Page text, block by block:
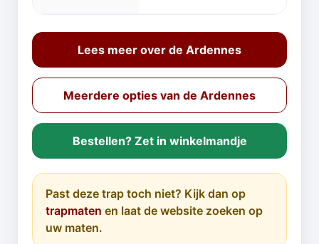
Lees meer over de Ardennes
Meerdere opties van de Ardennes
Bestellen? Zet in winkelmandje
Past deze trap toch niet? Kijk dan op
trapmaten en laat de website zoeken op
uw maten.